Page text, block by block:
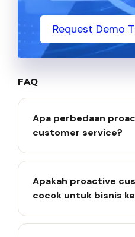
Request Demo
FAQ
Apa perbedaan
customer service?
proactive mengantisipasi
Apakah proactive
cocok untuk bisnis